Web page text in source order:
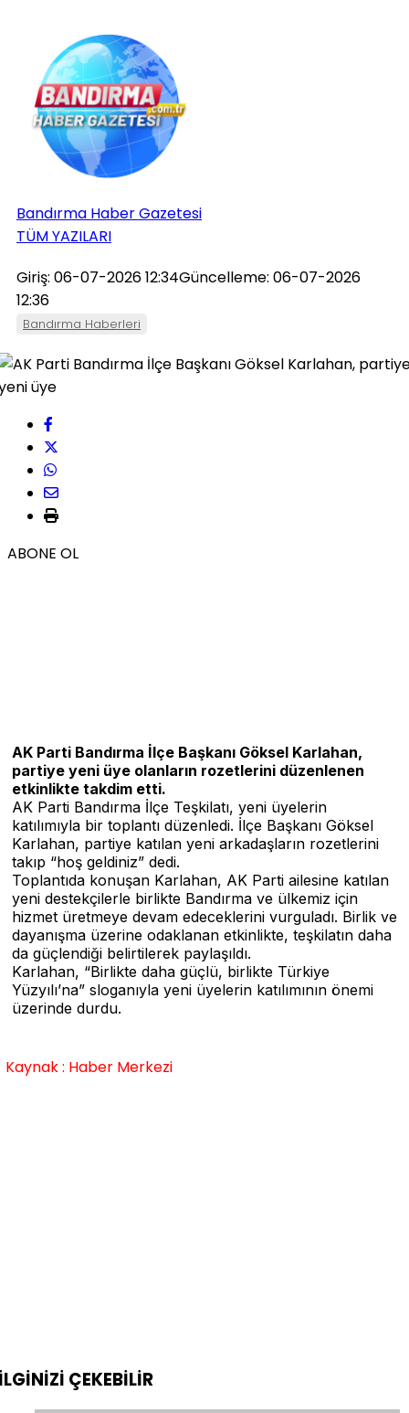
Bandırma Haber Gazetesi
TÜM YAZILARI
Giriş: 06-07-2026 12:34Güncelleme: 06-07-2026
12:36
Bandırma Haberleri
ABONE OL
AK Parti Bandırma İlçe Başkanı Göksel Karlahan,
partiye yeni üye olanların rozetlerini düzenlenen
etkinlikte takdim etti.
AK Parti Bandırma İlçe Teşkilatı, yeni üyelerin
katılımıyla bir toplantı düzenledi. İlçe Başkanı Göksel
Karlahan, partiye katılan yeni arkadaşların rozetlerini
takıp “hoş geldiniz” dedi.
Toplantıda konuşan Karlahan, AK Parti ailesine katılan
yeni destekçilerle birlikte Bandırma ve ülkemiz için
hizmet üretmeye devam edeceklerini vurguladı. Birlik ve
dayanışma üzerine odaklanan etkinlikte, teşkilatın daha
da güçlendiği belirtilerek paylaşıldı.
Karlahan, “Birlikte daha güçlü, birlikte Türkiye
Yüzyılı’na” sloganıyla yeni üyelerin katılımının önemi
üzerinde durdu.
: Haber Merkezi
ÇEKEBİLİR